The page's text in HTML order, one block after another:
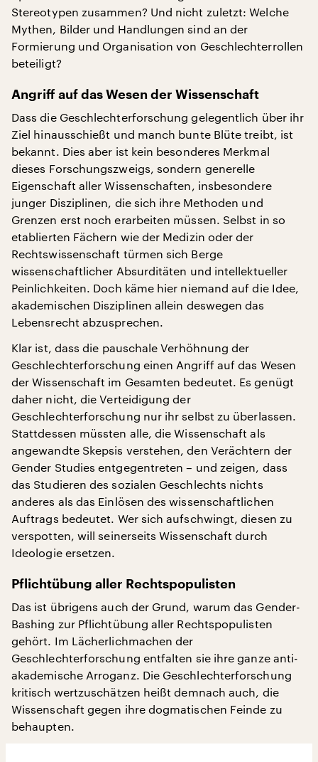
Stereotypen zusammen? Und nicht zuletzt: Welche
Mythen, Bilder und Handlungen sind an der
Formierung und Organisation von Geschlechterrollen
beteiligt?
Angriff auf das Wesen der Wissenschaft
Dass die Geschlechterforschung gelegentlich über ihr
Ziel hinausschießt und manch bunte Blüte treibt, ist
bekannt. Dies aber ist kein besonderes Merkmal
dieses Forschungszweigs, sondern generelle
Eigenschaft aller Wissenschaften, insbesondere
junger Disziplinen, die sich ihre Methoden und
Grenzen erst noch erarbeiten müssen. Selbst in so
etablierten Fächern wie der Medizin oder der
Rechtswissenschaft türmen sich Berge
wissenschaftlicher Absurditäten und intellektueller
Peinlichkeiten. Doch käme hier niemand auf die Idee,
akademischen Disziplinen allein deswegen das
Lebensrecht abzusprechen.
Klar ist, dass die pauschale Verhöhnung der
Geschlechterforschung einen Angriff auf das Wesen
der Wissenschaft im Gesamten bedeutet. Es genügt
daher nicht, die Verteidigung der
Geschlechterforschung nur ihr selbst zu überlassen.
Stattdessen müssten alle, die Wissenschaft als
angewandte Skepsis verstehen, den Verächtern der
Gender Studies entgegentreten – und zeigen, dass
das Studieren des sozialen Geschlechts nichts
anderes als das Einlösen des wissenschaftlichen
Auftrags bedeutet. Wer sich aufschwingt, diesen zu
verspotten, will seinerseits Wissenschaft durch
Ideologie ersetzen.
Pflichtübung aller Rechtspopulisten
Das ist übrigens auch der Grund, warum das Gender-
Bashing zur Pflichtübung aller Rechtspopulisten
gehört. Im Lächerlichmachen der
Geschlechterforschung entfalten sie ihre ganze anti-
akademische Arroganz. Die Geschlechterforschung
kritisch wertzuschätzen heißt demnach auch, die
Wissenschaft gegen ihre dogmatischen Feinde zu
behaupten.